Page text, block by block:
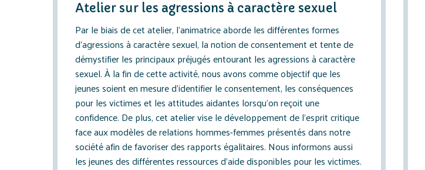
Atelier sur les agressions à caractère sexuel
Par le biais de cet atelier, l’animatrice aborde les différentes formes
d’agressions à caractère sexuel, la notion de consentement et tente de
démystifier les principaux préjugés entourant les agressions à caractère
sexuel. À la fin de cette activité, nous avons comme objectif que les
jeunes soient en mesure d’identifier le consentement, les conséquences
pour les victimes et les attitudes aidantes lorsqu’on reçoit une
confidence. De plus, cet atelier vise le développement de l’esprit critique
face aux modèles de relations hommes-femmes présentés dans notre
société afin de favoriser des rapports égalitaires. Nous informons aussi
les jeunes des différentes ressources d’aide disponibles pour les victimes.